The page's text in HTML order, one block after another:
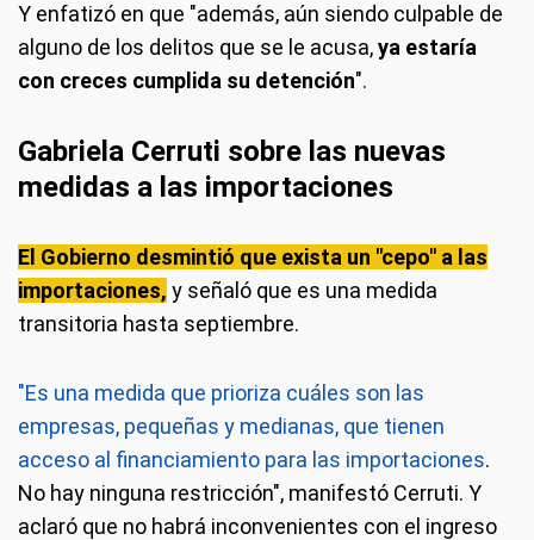
Y enfatizó en que "además, aún siendo culpable de
alguno de los delitos que se le acusa,ya estaría
con creces cumplida su detención".
Gabriela Cerruti sobre las nuevas
medidas a las importaciones
El Gobierno desmintió que exista un "cepo" a las
importaciones, y señaló que es una medida
transitoria hasta septiembre.
"Es una medida que prioriza cuáles son las
empresas, pequeñas y medianas, que tienen
acceso al financiamiento para las importaciones.
No hay ninguna restricción", manifestó Cerruti. Y
aclaró que no habrá inconvenientes con el ingreso